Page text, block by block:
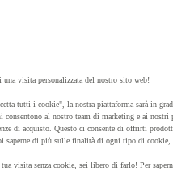
un prodotto:
Manutan
visita personalizzata del nostro sito web!
tutti i cookie", la nostra piattaforma sarà in
consentono al nostro team di marketing e ai
di acquisto. Questo ci consente di offrirti
saperne di più sulle finalità di ogni tipo di cookie,
visita senza cookie, sei libero di farlo! Per